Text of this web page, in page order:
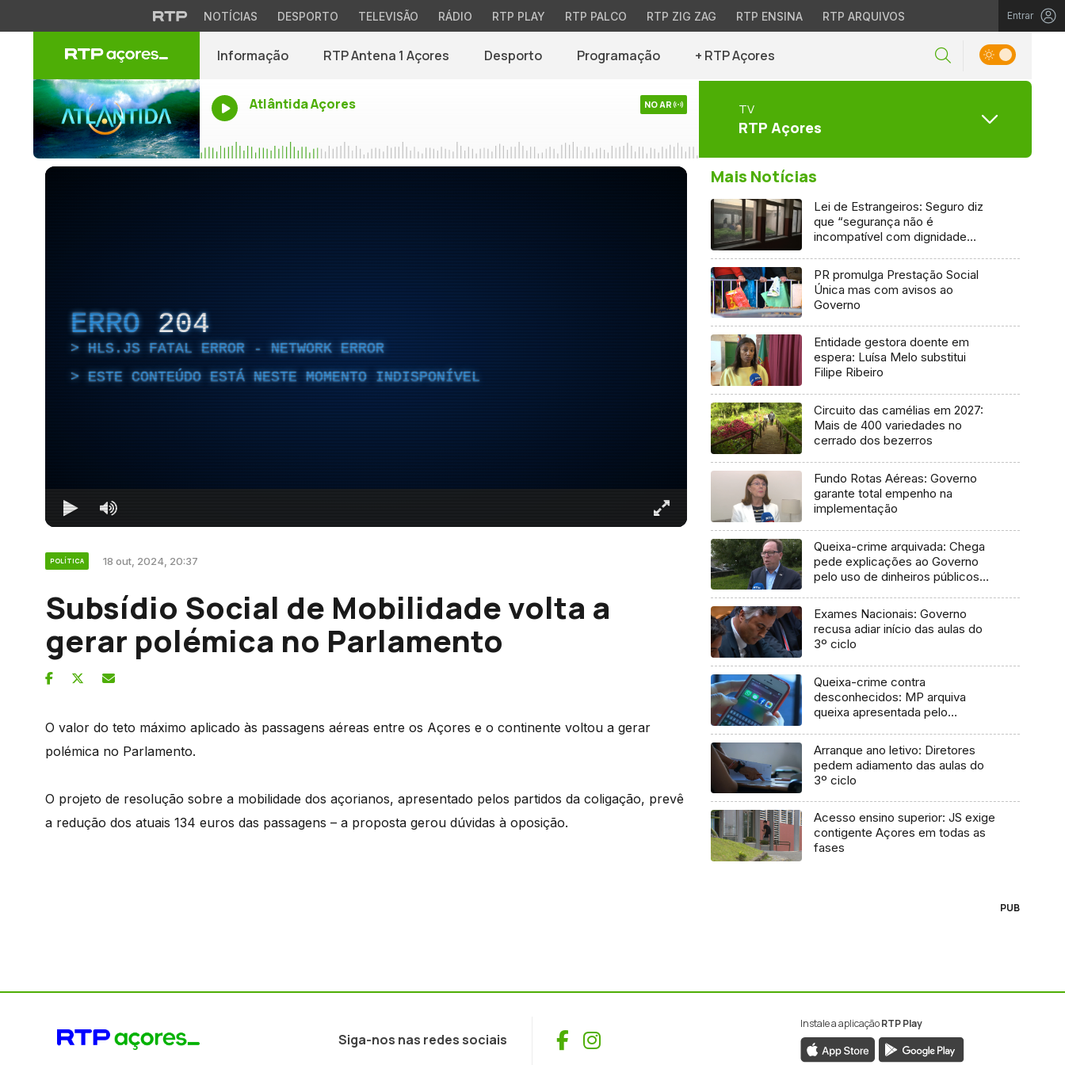
NOTÍCIAS DESPORTO TELEVISÃO RÁDIO RTP PLAY RTP PALCO RTP ZIG ZAG RTP ENSINA RTP ARQUIVOS Entrar
Informação RTP Antena 1 Açores Desporto Programação + RTP Açores
Atlântida Açores NO AR TV
RTP Açores
ERRO 204
HLS.JS FATAL ERROR - NETWORK ERROR
ESTE CONTEÚDO ESTÁ NESTE MOMENTO INDISPONÍVEL
POLÍTICA 18 out, 2024, 20:37
Subsídio Social de Mobilidade volta a
gerar polémica no Parlamento
O valor do teto máximo aplicado às passagens aéreas entre os Açores e o continente voltou a gerar
polémica no Parlamento.
O projeto de resolução sobre a mobilidade dos açorianos, apresentado pelos partidos da coligação, prevê
a redução dos atuais 134 euros das passagens – a proposta gerou dúvidas à oposição.
Mais Notícias
Lei de Estrangeiros: Seguro diz
que “segurança não é
incompatível com dignidade
PR promulga Prestação Social
Única mas com avisos ao
Governo
Entidade gestora doente em
espera: Luísa Melo substitui
Filipe Ribeiro
Circuito das camélias em 2027:
Mais de 400 variedades no
cerrado dos bezerros
Fundo Rotas Aéreas: Governo
garante total empenho na
implementação
Queixa-crime arquivada: Chega
pede explicações ao Governo
pelo uso de dinheiros públicos
Exames Nacionais: Governo
recusa adiar início das aulas do
3º ciclo
Queixa-crime contra
desconhecidos: MP arquiva
queixa apresentada pelo
Arranque ano letivo: Diretores
pedem adiamento das aulas do
3º ciclo
Acesso ensino superior: JS exige
contigente Açores em todas as
fases
PUB
Siga-nos nas redes sociais Facebook
Instagram
Instale a aplicaçãoRTP Play